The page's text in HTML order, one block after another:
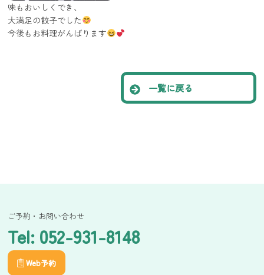
味もおいしくでき、
大満足の餃子でした
今後もお料理がんばります
一覧に戻る
ご予約・お問い合わせ
Tel: 052-931-8148
Web予約